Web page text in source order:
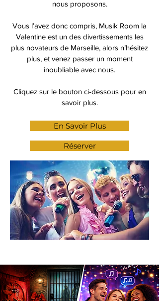
nous proposons.
Vous l’avez donc compris, Musik Room la
Valentine est un des divertissements les
plus novateurs de Marseille, alors n’hésitez
plus, et venez passer un moment
inoubliable avec nous.
Cliquez sur le bouton ci-dessous pour en
savoir plus.
En Savoir Plus
Réserver